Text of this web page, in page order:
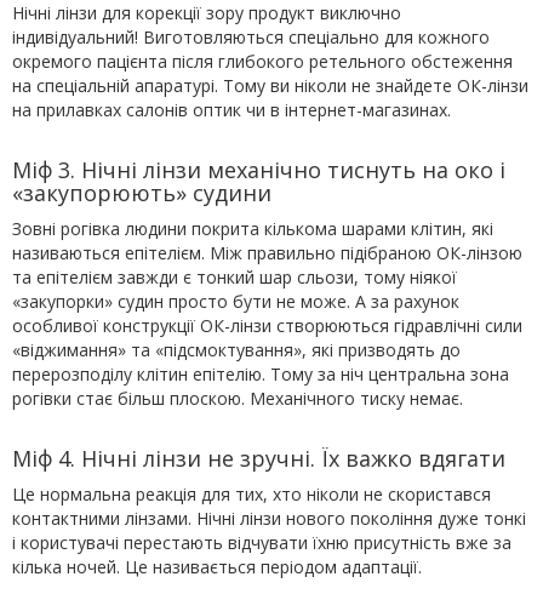
Нічні лінзи для корекції зору продукт виключно
індивідуальний! Виготовляються спеціально для кожного
окремого пацієнта після глибокого ретельного обстеження
на спеціальній апаратурі. Тому ви ніколи не знайдете ОК-лінзи
на прилавках салонів оптик чи в інтернет-магазинах.
Міф 3. Нічні лінзи механічно тиснуть на око і
«закупорюють» судини
Зовні рогівка людини покрита кількома шарами клітин, які
називаються епітелієм. Між правильно підібраною ОК-лінзою
та епітелієм завжди є тонкий шар сльози, тому ніякої
«закупорки» судин просто бути не може. А за рахунок
особливої конструкції ОК-лінзи створюються гідравлічні сили
«віджимання» та «підсмоктування», які призводять до
перерозподілу клітин епітелію. Тому за ніч центральна зона
рогівки стає більш плоскою. Механічного тиску немає.
Міф 4. Нічні лінзи не зручні. Їх важко вдягати
Це нормальна реакція для тих, хто ніколи не скористався
контактними лінзами. Нічні лінзи нового покоління дуже тонкі
і користувачі перестають відчувати їхню присутність вже за
кілька ночей. Це називається періодом адаптації.